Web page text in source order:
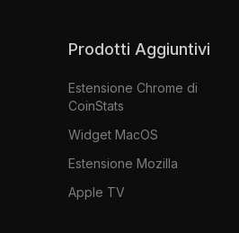
Prodotti Aggiuntivi
Estensione Chrome di
CoinStats
Widget MacOS
Estensione Mozilla
Apple TV